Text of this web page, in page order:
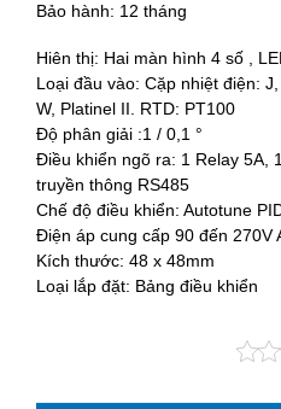
Bảo hành: 12 tháng
Hiên thị: Hai màn hình 4 số ,
Loại đầu vào: Cặp nhiệt điện: J,
W, Platinel II. RTD: PT100
Độ phân giải :1 / 0,1 °
Điều khiển ngõ ra: 1 Relay 5A,
truyền thông RS485
Chế độ điều khiển: Autotune
Điện áp cung cấp 90 đến 270V
Kích thước: 48 x 48mm
Loại lắp đặt: Bảng điều khiển